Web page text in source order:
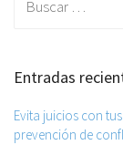
Entradas
Evita juicios con
prevención de